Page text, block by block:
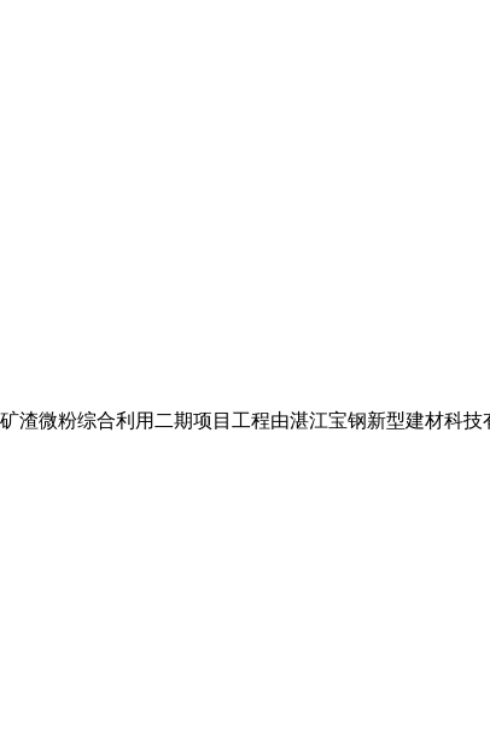
渣微粉综合利用二期项目工程由湛江宝钢新型建材科